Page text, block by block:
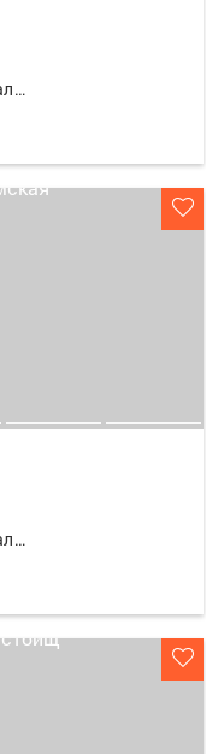
универсальное неж.пом.
универсальное неж.пом.